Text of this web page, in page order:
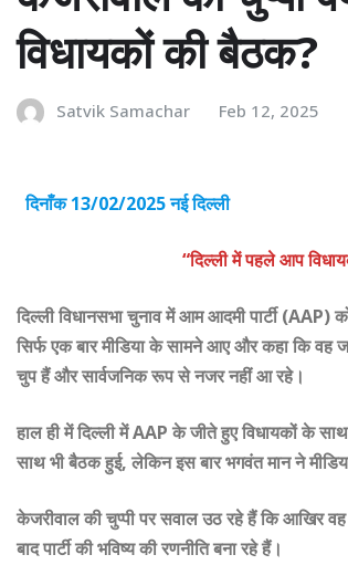
विधायकों की बैठक?
Satvik Samachar Feb 12, 2025
दिनाँक 13/02/2025 नई दिल्ली
“दिल्ली में पहले आप
दिल्ली विधानसभा चुनाव में आम आदमी पार्टी (AAP)
सिर्फ एक बार मीडिया के सामने आए और कहा कि वह
चुप हैं और सार्वजनिक रूप से नजर नहीं आ रहे।
हाल ही में दिल्ली में AAP के जीते हुए विधायकों के
साथ भी बैठक हुई, लेकिन इस बार भगवंत मान ने
केजरीवाल की चुप्पी पर सवाल उठ रहे हैं कि आखिर
बाद पार्टी की भविष्य की रणनीति बना रहे हैं।